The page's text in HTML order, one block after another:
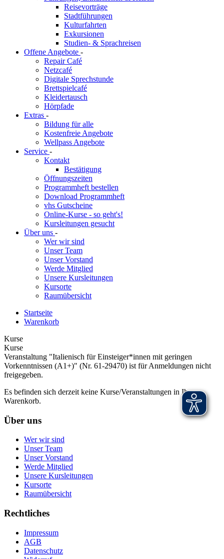
Reisevorträge
Stadtführungen
Kulturfahrten
Exkursionen
Studien- & Sprachreisen
Offene Angebote -
Repair Café
Netzcafé
Digitale Sprechstunde
Brettspielcafé
Kleidertausch
Hörpfade
Extras -
Bildung für alle
Kostenfreie Angebote
Wellpass Angebote
Service -
Kontakt
Bestätigung
Öffnungszeiten
Programmheft bestellen
Download Programmheft
vhs Gutscheine
Online-Kurse - so geht's!
Kursleitungen gesucht
Über uns -
Wer wir sind
Unser Team
Unser Vorstand
Werde Mitglied
Unsere Kursleitungen
Kursorte
Raumübersicht
Startseite
Warenkorb
Kurse
Kurse
Veranstaltung "Italienisch für Einsteiger*innen mit geringen
Vorkenntnissen (A1+)" (Nr. 61-29470) ist für Anmeldungen nicht
freigegeben.
Es befinden sich derzeit keine Kurse/Veranstaltungen in Ihrem
Warenkorb.
Über uns
Wer wir sind
Unser Team
Unser Vorstand
Werde Mitglied
Unsere Kursleitungen
Kursorte
Raumübersicht
Rechtliches
Impressum
AGB
Datenschutz